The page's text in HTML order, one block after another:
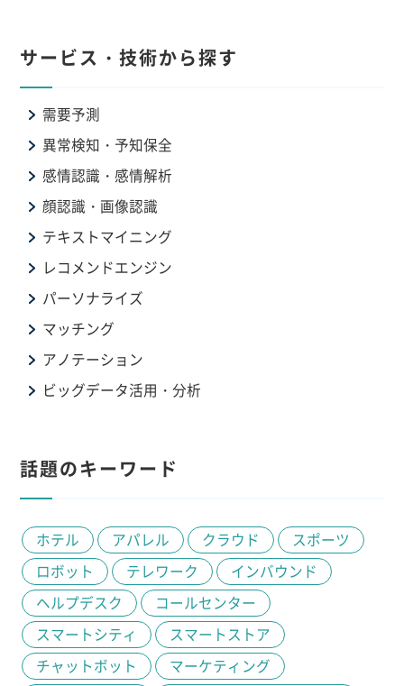
サービス・技術から探す
需要予測
異常検知・予知保全
感情認識・感情解析
顔認識・画像認識
テキストマイニング
レコメンドエンジン
パーソナライズ
マッチング
アノテーション
ビッグデータ活用・分析
話題のキーワード
ホテル アパレル クラウド
スポーツ
ロボット
テレワーク
インバウンド
ヘルプデスク
コールセンター
スマートシティ
スマートストア
チャットボット
マーケティング